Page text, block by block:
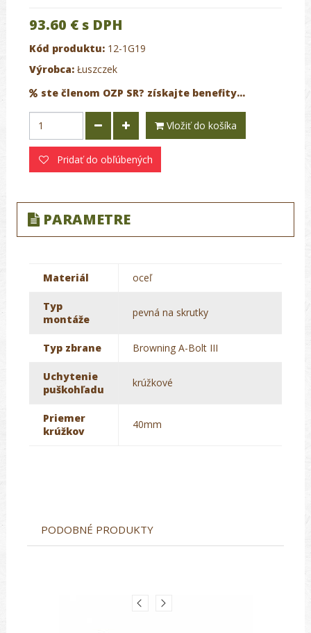
93.60 € s DPH
Kód produktu: 12-1G19
Výrobca: Łuszczek
ste členom OZP SR? získajte benefity...
Vložiť do košíka
Pridať do obľúbených
PARAMETRE
Materiál oceľ
Typ
montáže
pevná na skrutky
Typ zbrane Browning A-Bolt III
Uchytenie
puškohľadu
krúžkové
Priemer
krúžkov
40mm
PODOBNÉ PRODUKTY